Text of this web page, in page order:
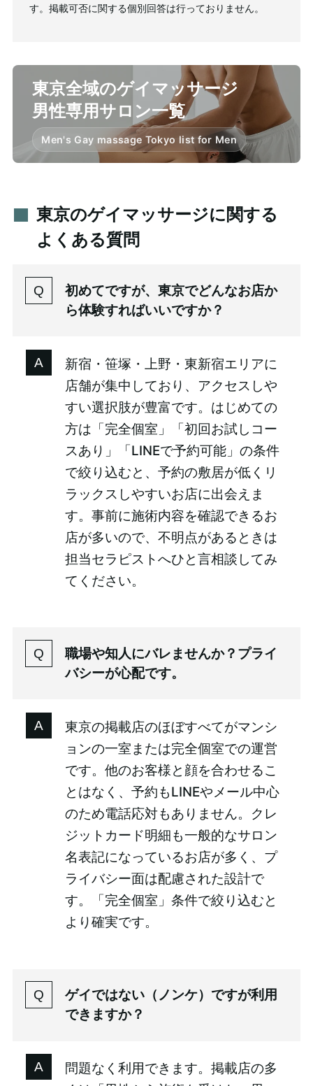
東京全域のゲイマッサージ
男性専用サロン一覧
Men's Gay massage Tokyo list for Men
東京のゲイマッサージに関する
よくある質問
初めてですが、東京でどんなお店か
ら体験すればいいですか？
新宿・笹塚・上野・東新宿エリアに
店舗が集中しており、アクセスしや
すい選択肢が豊富です。はじめての
方は「完全個室」「初回お試しコー
スあり」「LINEで予約可能」の条件
で絞り込むと、予約の敷居が低くリ
ラックスしやすいお店に出会えま
す。事前に施術内容を確認できるお
店が多いので、不明点があるときは
担当セラピストへひと言相談してみ
てください。
職場や知人にバレませんか？プライ
バシーが心配です。
東京の掲載店のほぼすべてがマンシ
ョンの一室または完全個室での運営
です。他のお客様と顔を合わせるこ
とはなく、予約もLINEやメール中心
のため電話応対もありません。クレ
ジットカード明細も一般的なサロン
名表記になっているお店が多く、プ
ライバシー面は配慮された設計で
す。「完全個室」条件で絞り込むと
より確実です。
ゲイではない（ノンケ）ですが利用
できますか？
問題なく利用できます。掲載店の多
す。掲載可否に関する個別回答は行っておりません。